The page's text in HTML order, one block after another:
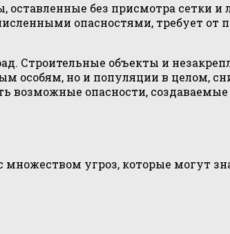
без присмотра сетки и
опасностями, требует от
Строительные объекты и
особям, но и популяции в целом,
возможные опасности, создаваемые
множеством угроз, которые могут